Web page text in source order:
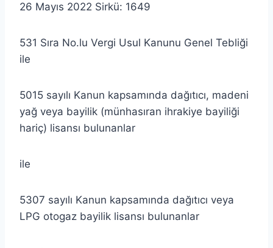
26 Mayıs 2022 Sirkü: 1649
531 Sıra No.lu Vergi Usul Kanunu Genel Tebliği
ile
5015 sayılı Kanun kapsamında dağıtıcı, madeni
yağ veya bayilik (münhasıran ihrakiye bayiliği
hariç) lisansı bulunanlar
ile
5307 sayılı Kanun kapsamında dağıtıcı veya
LPG otogaz bayilik lisansı bulunanlar